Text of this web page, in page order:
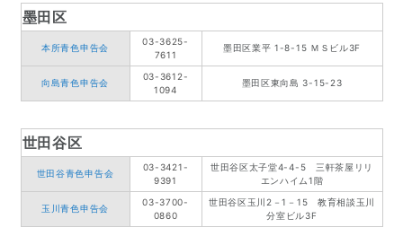
墨田区
本所青色申告会
03-3625-
7611
墨田区業平 1-8-15 ＭＳビル3F
向島青色申告会
03-3612-
1094
墨田区東向島 3-15-23
世田谷区
世田谷青色申告会
03-3421-
9391
世田谷区太子堂4-4-5 三軒茶屋リリ
エンハイム1階
玉川青色申告会
03-3700-
0860
世田谷区玉川2－1－15 教育相談玉川
分室ビル3F